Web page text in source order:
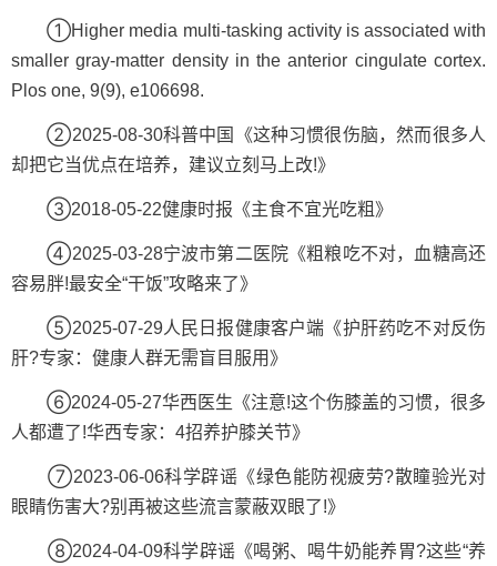
①Higher media multi-tasking activity is associated with
smaller gray-matter density in the anterior cingulate cortex.
Plos one, 9(9), e106698.
②2025-08-30科普中国《这种习惯很伤脑，然而很多人
却把它当优点在培养，建议立刻马上改!》
③2018-05-22健康时报《主食不宜光吃粗》
④2025-03-28宁波市第二医院《粗粮吃不对，血糖高还
容易胖!最安全“干饭”攻略来了》
⑤2025-07-29人民日报健康客户端《护肝药吃不对反伤
肝?专家：健康人群无需盲目服用》
⑥2024-05-27华西医生《注意!这个伤膝盖的习惯，很多
人都遭了!华西专家：4招养护膝关节》
⑦2023-06-06科学辟谣《绿色能防视疲劳?散瞳验光对
眼睛伤害大?别再被这些流言蒙蔽双眼了!》
⑧2024-04-09科学辟谣《喝粥、喝牛奶能养胃?这些“养